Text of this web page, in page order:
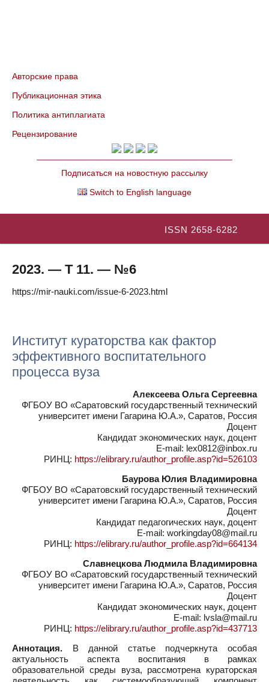
Авторские права
Публикационная этика
Политика антиплагиата
Рецензирование
Подписаться на новостную рассылку
Switch to English language
ISSN 2658-6282
2023. — Т 11. — №6
https://mir-nauki.com/issue-6-2023.html
Институт кураторства как фактор
эффективного воспитательного
процесса вуза
Алексеева Ольга Сергеевна
ФГБОУ ВО «Саратовский государственный технический
университет имени Гагарина Ю.А.», Саратов, Россия
Доцент
Кандидат экономических наук, доцент
E-mail: lex0812@inbox.ru
РИНЦ: https://elibrary.ru/author_profile.asp?id=526103
Баурова Юлия Владимировна
ФГБОУ ВО «Саратовский государственный технический
университет имени Гагарина Ю.А.», Саратов, Россия
Доцент
Кандидат педагогических наук, доцент
E-mail: workingday08@mail.ru
РИНЦ: https://elibrary.ru/author_profile.asp?id=664134
Славнецкова Людмила Владимировна
ФГБОУ ВО «Саратовский государственный технический
университет имени Гагарина Ю.А.», Саратов, Россия
Доцент
Кандидат экономических наук, доцент
E-mail: lvsla@mail.ru
РИНЦ: https://elibrary.ru/author_profile.asp?id=437713
Аннотация. В данной статье подчеркнута особая
актуальность аспекта воспитания в рамках
образовательной среды вуза, рассмотрена кураторская